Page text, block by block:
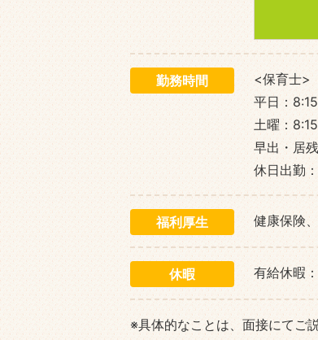
勤務時間
<保育士>
平日：
土曜：
早出・居
休日出勤
福利厚生 健康保険
休暇 有給休暇
※具体的なことは、面接にてご